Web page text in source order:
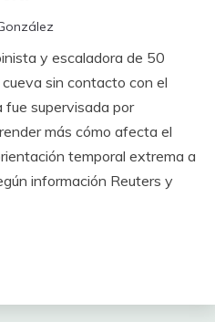
y escaladora de 50
sin contacto con el
fue supervisada por
más cómo afecta el
temporal extrema a
información Reuters y